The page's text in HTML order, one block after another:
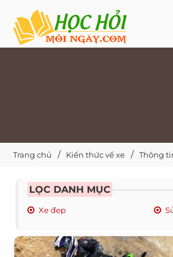
Trang chủ Kiến thức về xe Thông
LỌC DANH MỤC
Xe đẹp